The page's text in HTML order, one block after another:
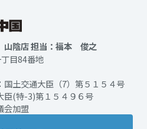
山陰店 担当：福本 俊之
目84番地
土交通大臣（7）第５１５４号
臣(特-3)第１５４９６号
会加盟